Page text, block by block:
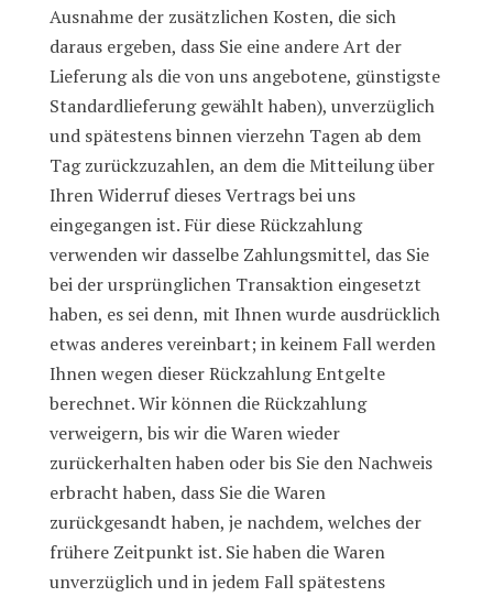
Ausnahme der zusätzlichen Kosten, die sich
daraus ergeben, dass Sie eine andere Art der
Lieferung als die von uns angebotene, günstigste
Standardlieferung gewählt haben), unverzüglich
und spätestens binnen vierzehn Tagen ab dem
Tag zurückzuzahlen, an dem die Mitteilung über
Ihren Widerruf dieses Vertrags bei uns
eingegangen ist. Für diese Rückzahlung
verwenden wir dasselbe Zahlungsmittel, das Sie
bei der ursprünglichen Transaktion eingesetzt
haben, es sei denn, mit Ihnen wurde ausdrücklich
etwas anderes vereinbart; in keinem Fall werden
Ihnen wegen dieser Rückzahlung Entgelte
berechnet. Wir können die Rückzahlung
verweigern, bis wir die Waren wieder
zurückerhalten haben oder bis Sie den Nachweis
erbracht haben, dass Sie die Waren
zurückgesandt haben, je nachdem, welches der
frühere Zeitpunkt ist. Sie haben die Waren
unverzüglich und in jedem Fall spätestens